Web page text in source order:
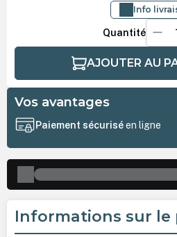
Info
Quantité
AJOUTER AU
Vos avantages
Paiement sécuriséen ligne
Informations sur